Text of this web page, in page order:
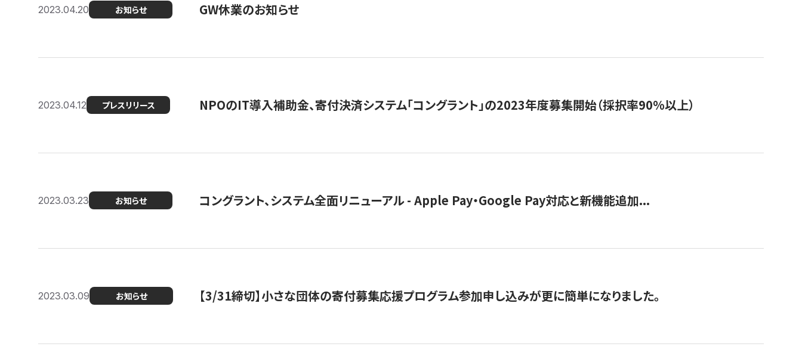
2023.04.20 お知らせ GW休業のお知らせ
2023.04.12 プレスリリース NPOのIT導入補助金、寄付決済システム「コングラント」の2023年度募集開始（採択率90%以上）
2023.03.23 お知らせ コングラント、システム全面リニューアル - Apple Pay・Google Pay対応と新機能追加...
2023.03.09 お知らせ 【3/31締切】小さな団体の寄付募集応援プログラム参加申し込みが更に簡単になりました。